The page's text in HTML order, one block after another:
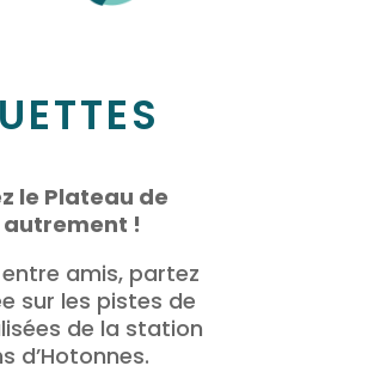
le Plateau de
autrement !
amis, partez
sur les pistes de
de la station
d’Hotonnes.